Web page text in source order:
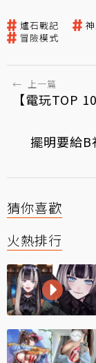
爐石戰記
冒險模式
← 上一篇
【電玩TOP
擺明要給
猜你喜歡
火熱排行